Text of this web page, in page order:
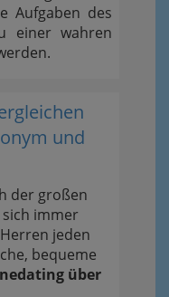
Aufgaben des
einer wahren
und
der großen
immer
jeden
bequeme
über